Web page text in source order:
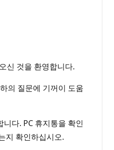
신 것을 환영합니다.
의 질문에 기꺼이 도움
다. PC 휴지통을 확인
지 확인하십시오.